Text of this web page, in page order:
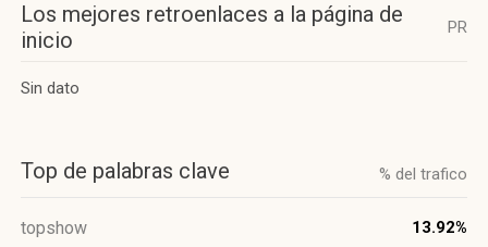
Los mejores retroenlaces a la página de
inicio
PR
Sin dato
Top de palabras clave % del trafico
topshow 13.92%